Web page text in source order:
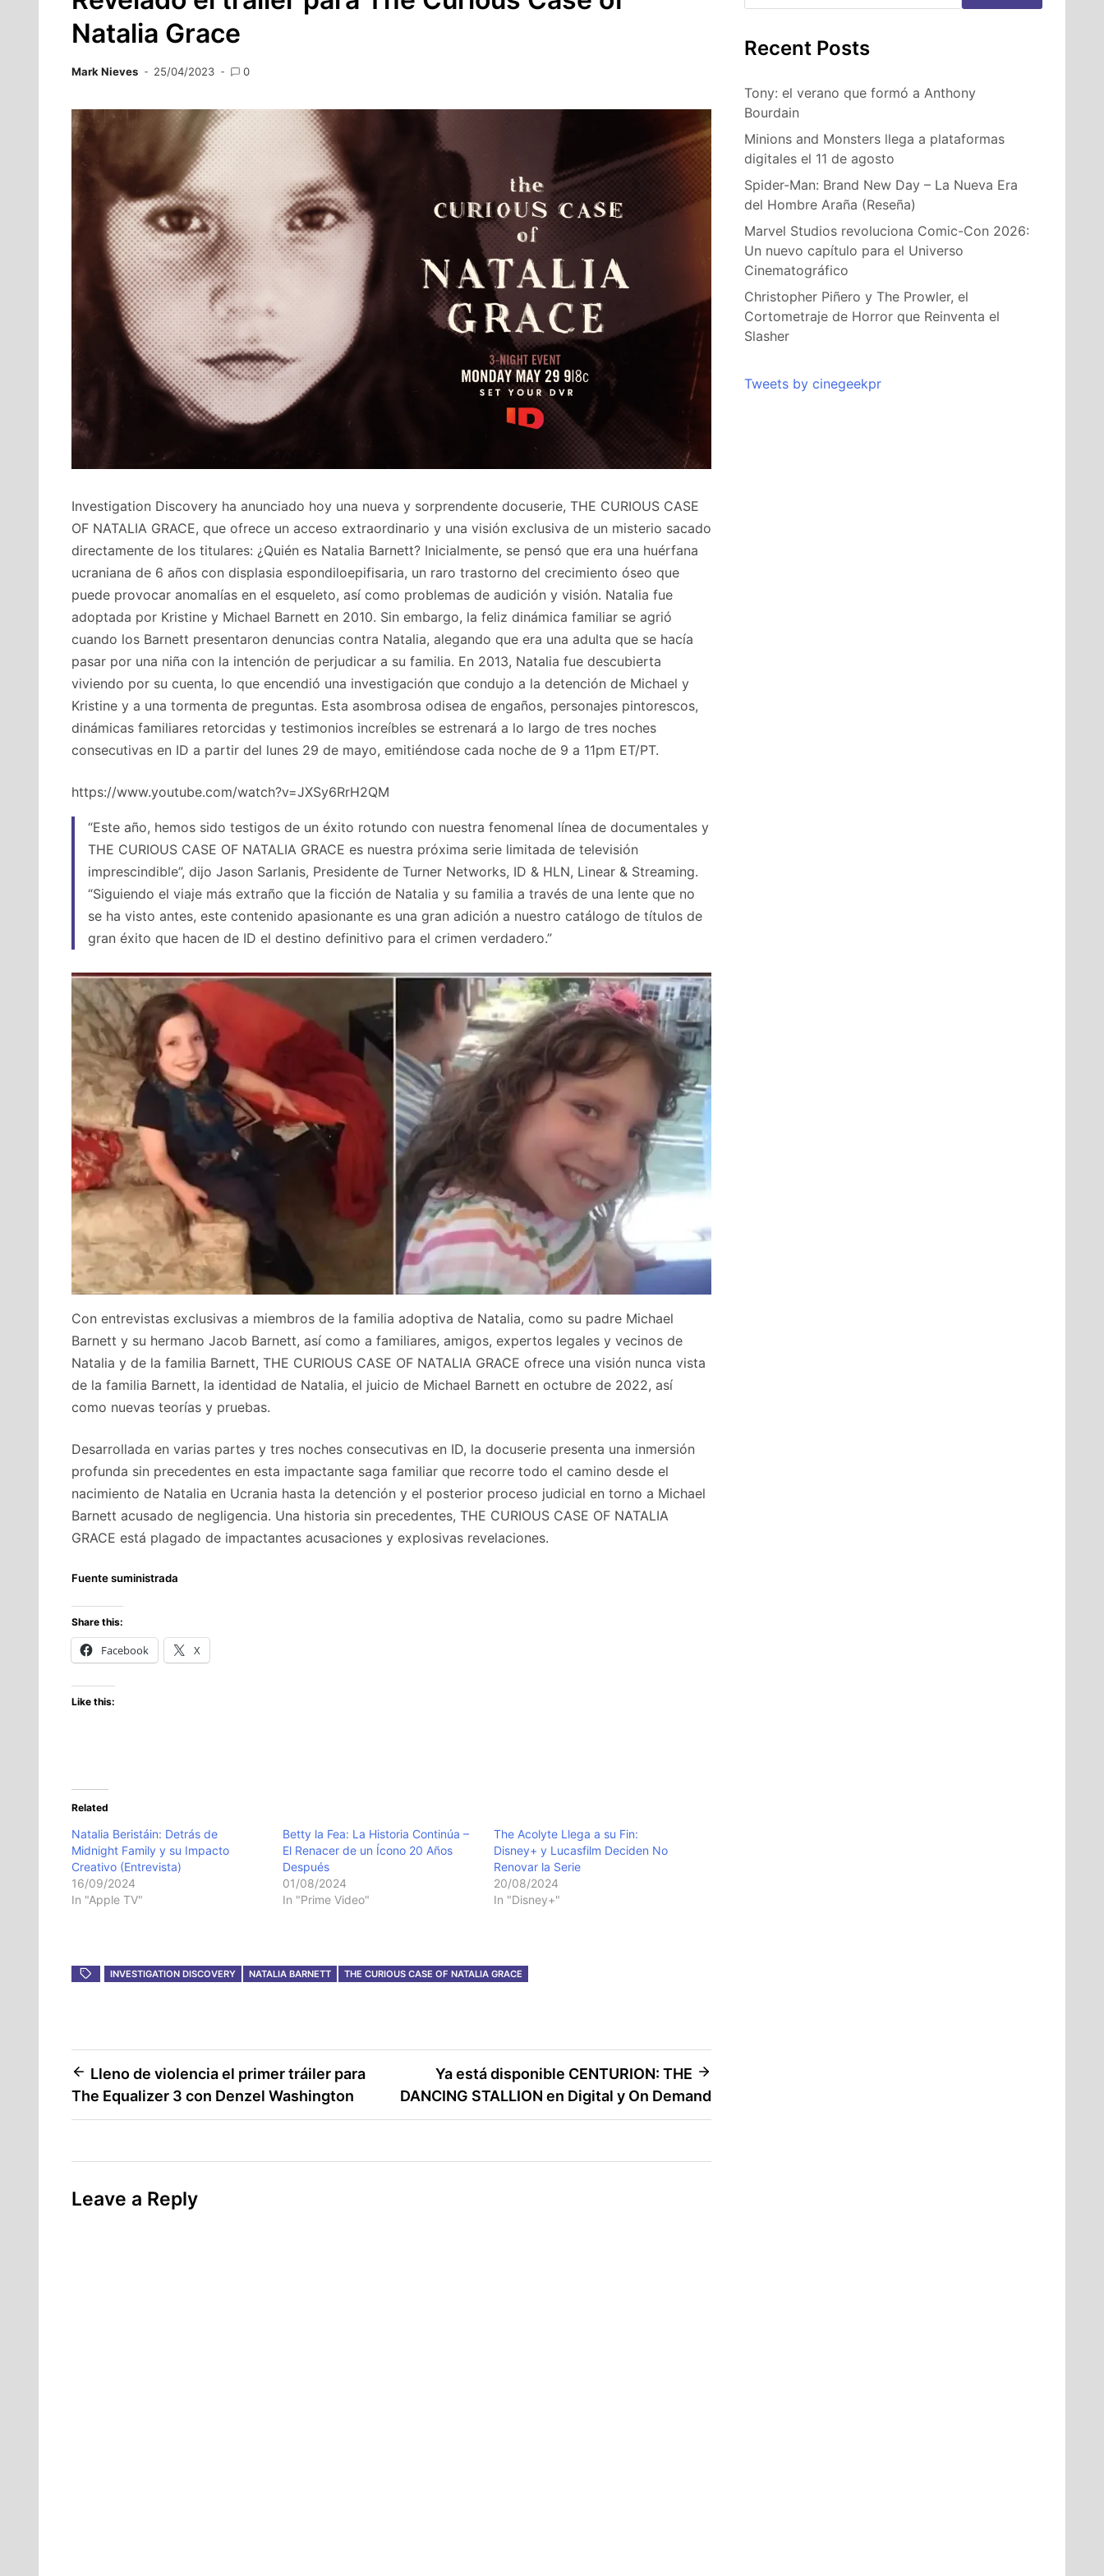
Natalia Grace
Mark Nieves 25/04/2023 0
Investigation Discovery ha anunciado hoy una nueva y sorprendente docuserie, THE CURIOUS CASE
OF NATALIA GRACE, que ofrece un acceso extraordinario y una visión exclusiva de un misterio sacado
directamente de los titulares: ¿Quién es Natalia Barnett? Inicialmente, se pensó que era una huérfana
ucraniana de 6 años con displasia espondiloepifisaria, un raro trastorno del crecimiento óseo que
puede provocar anomalías en el esqueleto, así como problemas de audición y visión. Natalia fue
adoptada por Kristine y Michael Barnett en 2010. Sin embargo, la feliz dinámica familiar se agrió
cuando los Barnett presentaron denuncias contra Natalia, alegando que era una adulta que se hacía
pasar por una niña con la intención de perjudicar a su familia. En 2013, Natalia fue descubierta
viviendo por su cuenta, lo que encendió una investigación que condujo a la detención de Michael y
Kristine y a una tormenta de preguntas. Esta asombrosa odisea de engaños, personajes pintorescos,
dinámicas familiares retorcidas y testimonios increíbles se estrenará a lo largo de tres noches
consecutivas en ID a partir del lunes 29 de mayo, emitiéndose cada noche de 9 a 11pm ET/PT.
https://www.youtube.com/watch?v=JXSy6RrH2QM
“Este año, hemos sido testigos de un éxito rotundo con nuestra fenomenal línea de documentales y
THE CURIOUS CASE OF NATALIA GRACE es nuestra próxima serie limitada de televisión
imprescindible”, dijo Jason Sarlanis, Presidente de Turner Networks, ID & HLN, Linear & Streaming.
“Siguiendo el viaje más extraño que la ficción de Natalia y su familia a través de una lente que no
se ha visto antes, este contenido apasionante es una gran adición a nuestro catálogo de títulos de
gran éxito que hacen de ID el destino definitivo para el crimen verdadero.”
Con entrevistas exclusivas a miembros de la familia adoptiva de Natalia, como su padre Michael
Barnett y su hermano Jacob Barnett, así como a familiares, amigos, expertos legales y vecinos de
Natalia y de la familia Barnett, THE CURIOUS CASE OF NATALIA GRACE ofrece una visión nunca vista
de la familia Barnett, la identidad de Natalia, el juicio de Michael Barnett en octubre de 2022, así
como nuevas teorías y pruebas.
Desarrollada en varias partes y tres noches consecutivas en ID, la docuserie presenta una inmersión
profunda sin precedentes en esta impactante saga familiar que recorre todo el camino desde el
nacimiento de Natalia en Ucrania hasta la detención y el posterior proceso judicial en torno a Michael
Barnett acusado de negligencia. Una historia sin precedentes, THE CURIOUS CASE OF NATALIA
GRACE está plagado de impactantes acusaciones y explosivas revelaciones.
Fuente suministrada
Share this:
Facebook X
Like this:
Related
Natalia Beristáin: Detrás de
Midnight Family y su Impacto
Creativo (Entrevista)
16/09/2024
In "Apple TV"
Betty la Fea: La Historia Continúa –
El Renacer de un Ícono 20 Años
Después
01/08/2024
In "Prime Video"
The Acolyte Llega a su Fin:
Disney+ y Lucasfilm Deciden No
Renovar la Serie
20/08/2024
In "Disney+"
INVESTIGATION DISCOVERY NATALIA BARNETT THE CURIOUS CASE OF NATALIA GRACE
Post
navigation
Lleno de violencia el primer tráiler para
The Equalizer 3 con Denzel Washington
Ya está disponible CENTURION: THE
DANCING STALLION en Digital y On Demand
Leave a Reply
Recent Posts
Tony: el verano que formó a Anthony
Bourdain
Minions and Monsters llega a plataformas
digitales el 11 de agosto
Spider-Man: Brand New Day – La Nueva Era
del Hombre Araña (Reseña)
Marvel Studios revoluciona Comic-Con 2026:
Un nuevo capítulo para el Universo
Cinematográfico
Christopher Piñero y The Prowler, el
Cortometraje de Horror que Reinventa el
Slasher
Tweets by cinegeekpr